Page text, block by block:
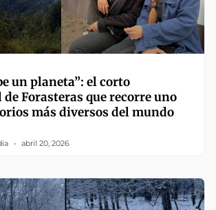
un planeta”: el corto
Forasteras que recorre uno
más diversos del mundo
abril 20, 2026